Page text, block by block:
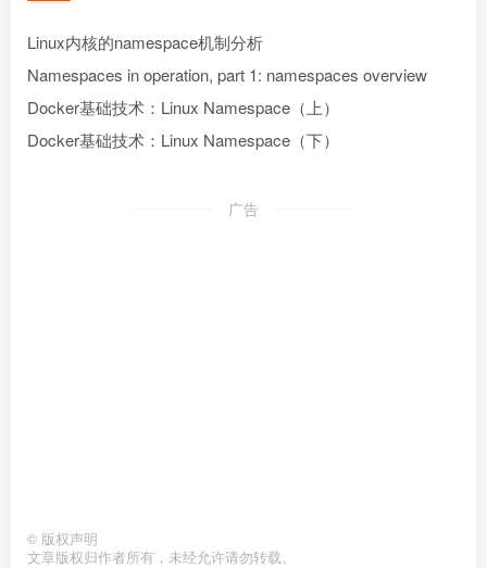
Linux内核的namespace机制分析
Namespaces in operation, part 1: namespaces overview
Docker基础技术：Linux Namespace（上）
Docker基础技术：Linux Namespace（下）
广告
© 版权声明
文章版权归作者所有，未经允许请勿转载。